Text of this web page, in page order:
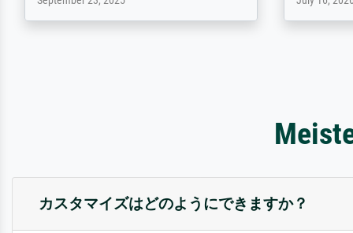
カスタマイズはどのようにできますか？